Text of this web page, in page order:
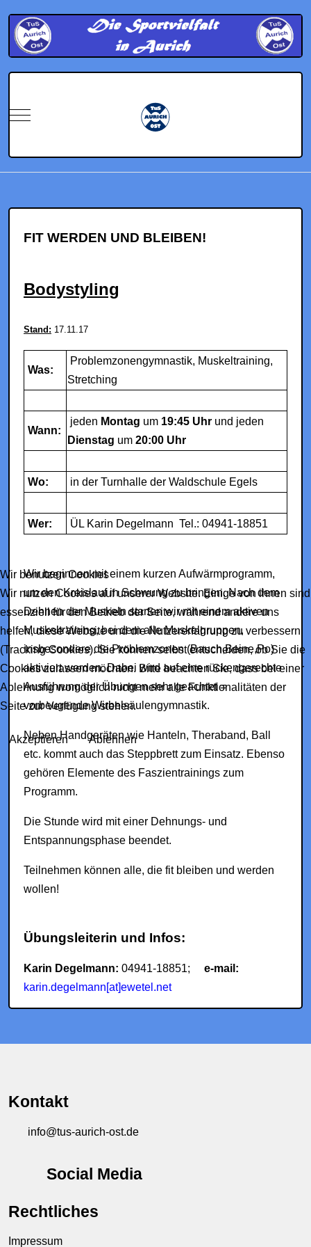
Mobile Menu Toggle
FIT WERDEN UND BLEIBEN!
Bodystyling
Stand: 17.11.17
Was:
Problemzonengymnastik, Muskeltraining,
Stretching
Wann:
jeden Montag um 19:45 Uhr und jeden
Dienstag um 20:00 Uhr
Wo: in der Turnhalle der Waldschule Egels
Wer: ÜL Karin Degelmann Tel.: 04941-18851
Wir beginnen mit einem kurzen Aufwärmprogramm,
um den Kreislauf in Schwung zu bringen. Nach dem
Dehnen der Muskeln starten wir mit einem aktiven
Muskeltraining, bei dem alle Muskelgruppen,
insbesondere die Problemzonen (Bauch,Beine,Po)
aktiviert werden. Dabei wird auf eine rückengerechte
Ausführung der Übungen sehr geachtet =
vorbeugende Wirbelsäulengymnastik.
Neben Handgeräten wie Hanteln, Theraband, Ball
etc. kommt auch das Steppbrett zum Einsatz. Ebenso
gehören Elemente des Faszientrainings zum
Programm.
Die Stunde wird mit einer Dehnungs- und
Entspannungsphase beendet.
Teilnehmen können alle, die fit bleiben und werden
wollen!
Übungsleiterin und Infos:
Karin Degelmann: 04941-18851; e-mail:
karin.degelmann[at]ewetel.net
Kontakt
info@tus-aurich-ost.de
Social Media
Rechtliches
Impressum
Wir benutzen Cookies
Wir nutzen Cookies auf unserer Website. Einige von ihnen sind
essenziell für den Betrieb der Seite, während andere uns
helfen, diese Website und die Nutzererfahrung zu verbessern
(Tracking Cookies). Sie können selbst entscheiden, ob Sie die
Cookies zulassen möchten. Bitte beachten Sie, dass bei einer
Ablehnung womöglich nicht mehr alle Funktionalitäten der
Seite zur Verfügung stehen.
Akzeptieren Ablehnen